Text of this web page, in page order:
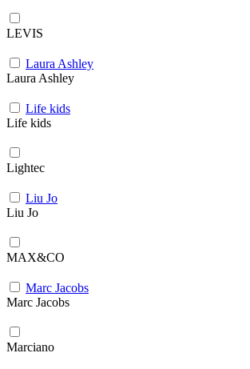
LEVIS
Laura Ashley
Laura Ashley
Life kids
Life kids
Lightec
Liu Jo
Liu Jo
MAX&CO
Marc Jacobs
Marc Jacobs
Marciano